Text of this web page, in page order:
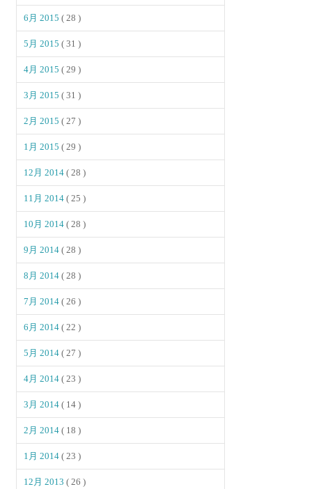
6月 2015( 28 )
5月 2015( 31 )
4月 2015( 29 )
3月 2015( 31 )
2月 2015( 27 )
1月 2015( 29 )
12月 2014( 28 )
11月 2014( 25 )
10月 2014( 28 )
9月 2014( 28 )
8月 2014( 28 )
7月 2014( 26 )
6月 2014( 22 )
5月 2014( 27 )
4月 2014( 23 )
3月 2014( 14 )
2月 2014( 18 )
1月 2014( 23 )
12月 2013( 26 )